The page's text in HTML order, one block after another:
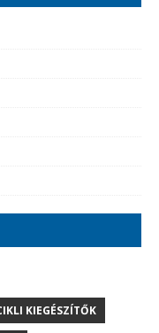
KIEGÉSZÍTŐK